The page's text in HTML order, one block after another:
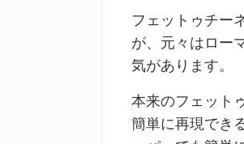
フェットゥチー
が、元々はロー
気があります。
本来のフェット
簡単に再現でき